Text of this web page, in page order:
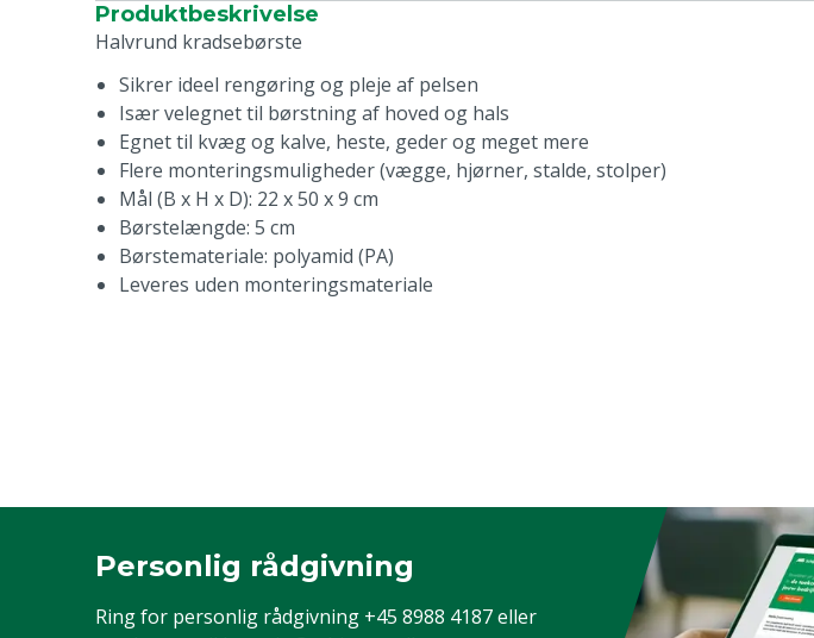
Produktbeskrivelse
Halvrund kradsebørste
Sikrer ideel rengøring og pleje af pelsen
Især velegnet til børstning af hoved og hals
Egnet til kvæg og kalve, heste, geder og meget mere
Flere monteringsmuligheder (vægge, hjørner, stalde, stolper)
Mål (B x H x D): 22 x 50 x 9 cm
Børstelængde: 5 cm
Børstemateriale: polyamid (PA)
Leveres uden monteringsmateriale
Personlig rådgivning
Ring for personlig rådgivning +45 8988 4187eller